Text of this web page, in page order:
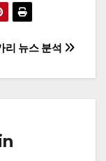
리 뉴스 분석